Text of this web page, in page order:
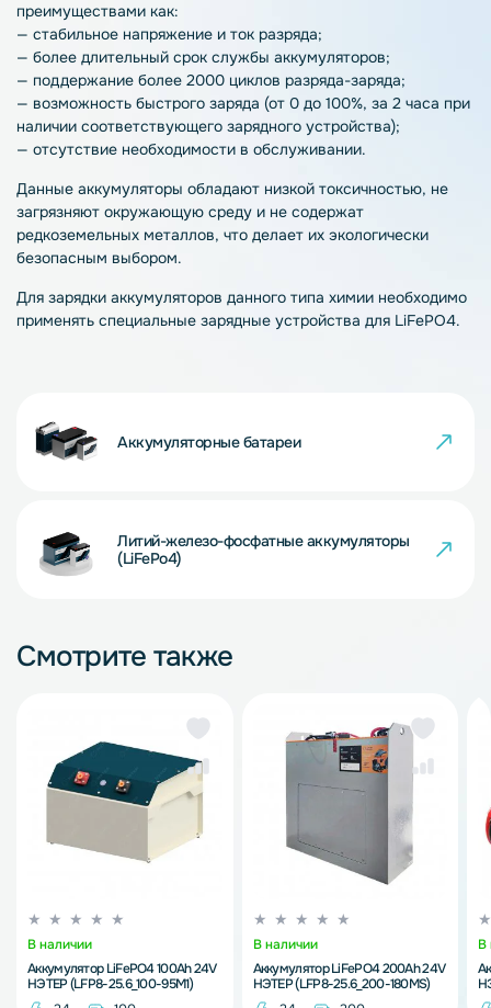
преимуществами как:
— стабильное напряжение и ток разряда;
— более длительный срок службы аккумуляторов;
— поддержание более 2000 циклов разряда-заряда;
— возможность быстрого заряда (от 0 до 100%, за 2 часа при
наличии соответствующего зарядного устройства);
— отсутствие необходимости в обслуживании.
Данные аккумуляторы обладают низкой токсичностью, не
загрязняют окружающую среду и не содержат
редкоземельных металлов, что делает их экологически
безопасным выбором.
Для зарядки аккумуляторов данного типа химии необходимо
применять специальные зарядные устройства для LiFePO4.
Аккумуляторные батареи
Литий-железо-фосфатные аккумуляторы
(LiFePo4)
Смотрите также
В наличии
Аккумулятор LiFePO4 100Ah 24V
НЭТЕР (LFP8-25.6_100-95M1)
В наличии
Аккумулятор LiFePO4 200Ah 24V
НЭТЕР (LFP8-25.6_200-180MS)
В